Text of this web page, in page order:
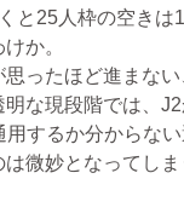
と25人枠の空きは
か。
ったほど進まな
な現段階では、
用するか分からな
微妙となってしま